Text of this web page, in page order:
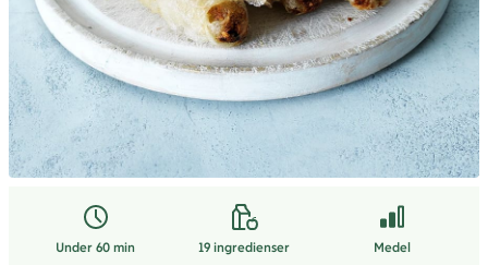
Under 60 min 19 ingredienser Medel